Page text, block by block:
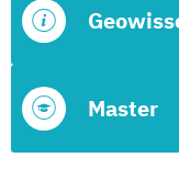
Master